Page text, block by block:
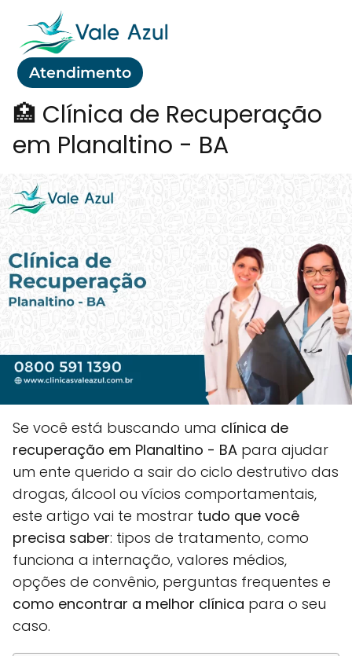
Atendimento
🏥 Clínica de Recuperação
em Planaltino - BA
Se você está buscando uma clínica de
recuperação em Planaltino - BA para ajudar
um ente querido a sair do ciclo destrutivo das
drogas, álcool ou vícios comportamentais,
este artigo vai te mostrar tudo que você
precisa saber: tipos de tratamento, como
funciona a internação, valores médios,
opções de convênio, perguntas frequentes e
como encontrar a melhor clínica para o seu
caso.